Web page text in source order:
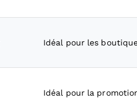
Idéal pour les
Idéal pour la